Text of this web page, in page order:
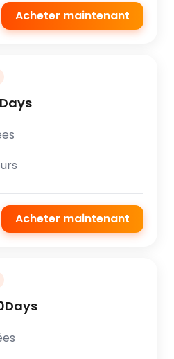
Acheter maintenant
Acheter maintenant